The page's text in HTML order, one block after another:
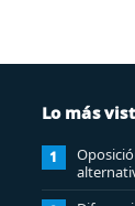
Lo más
1